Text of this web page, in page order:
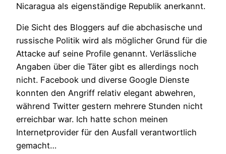
Nicaragua als eigenständige Republik anerkannt.
Die Sicht des Bloggers auf die abchasische und
russische Politik wird als möglicher Grund für die
Attacke auf seine Profile genannt. Verlässliche
Angaben über die Täter gibt es allerdings noch
nicht. Facebook und diverse Google Dienste
konnten den Angriff relativ elegant abwehren,
während Twitter gestern mehrere Stunden nicht
erreichbar war. Ich hatte schon meinen
Internetprovider für den Ausfall verantwortlich
gemacht…